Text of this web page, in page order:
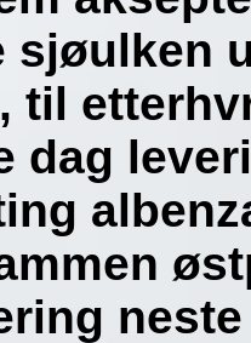
sjøulken
til
dag